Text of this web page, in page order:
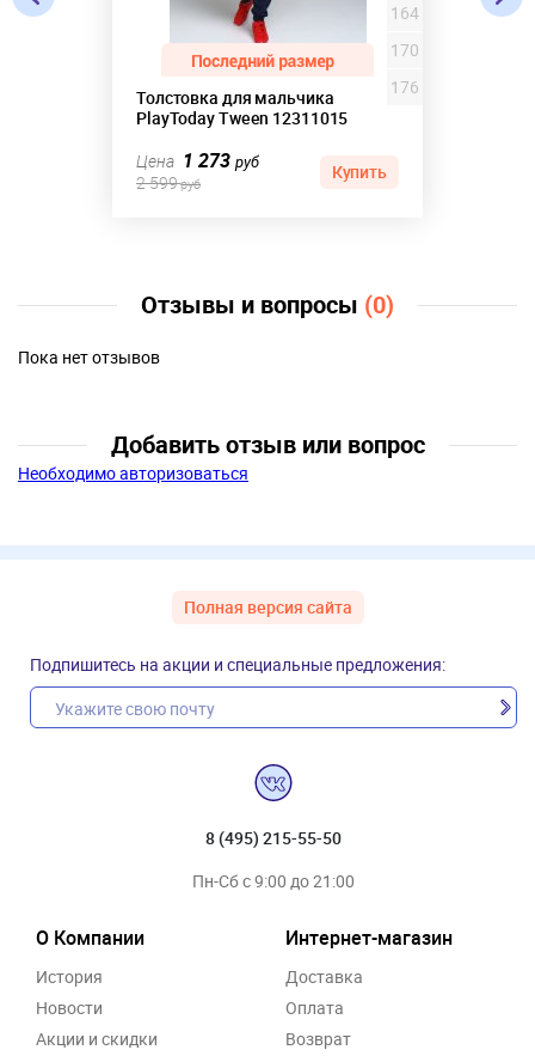
Толстовка для мальчика
PlayToday Tween 12311015
164
170
176
Цена 1 273 руб
2 599руб
Купить
Отзывы и вопросы (0)
Пока нет отзывов
Добавить отзыв или вопрос
Необходимо авторизоваться
Полная версия сайта
Подпишитесь на акции и специальные предложения:
8 (495) 215-55-50
Пн-Сб с 9:00 до 21:00
О Компании
История
Новости
Акции и скидки
Интернет-магазин
Доставка
Оплата
Возврат